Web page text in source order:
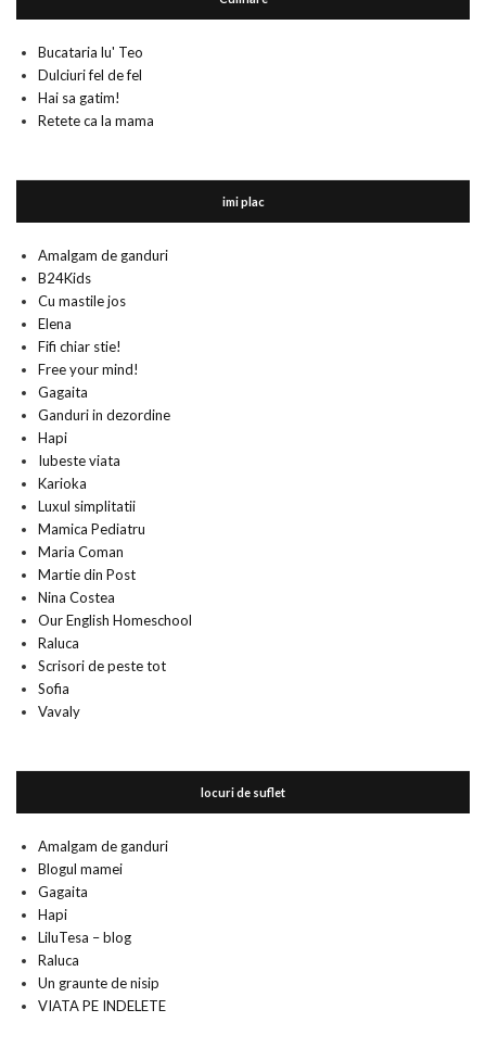
Bucataria lu' Teo
Dulciuri fel de fel
Hai sa gatim!
Retete ca la mama
imi plac
Amalgam de ganduri
B24Kids
Cu mastile jos
Elena
Fifi chiar stie!
Free your mind!
Gagaita
Ganduri in dezordine
Hapi
Iubeste viata
Karioka
Luxul simplitatii
Mamica Pediatru
Maria Coman
Martie din Post
Nina Costea
Our English Homeschool
Raluca
Scrisori de peste tot
Sofia
Vavaly
locuri de suflet
Amalgam de ganduri
Blogul mamei
Gagaita
Hapi
LiluTesa – blog
Raluca
Un graunte de nisip
VIATA PE INDELETE